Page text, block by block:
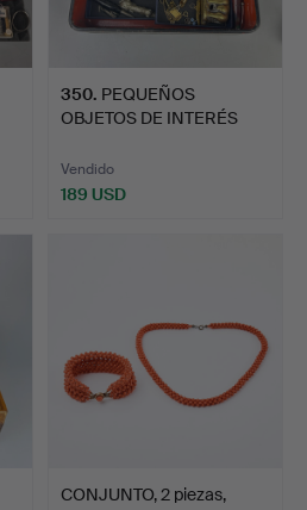
350. PEQUEÑOS
OBJETOS DE INTERÉS
Vendido
189 USD
CONJUNTO, 2 piezas,